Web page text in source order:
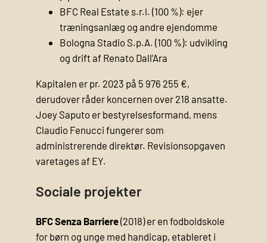
BFC Real Estate s.r.l. (100 %): ejer
træningsanlæg og andre ejendomme
Bologna Stadio S.p.A. (100 %): udvikling
og drift af Renato Dall’Ara
Kapitalen er pr. 2023 på 5 976 255 €,
derudover råder koncernen over 218 ansatte.
Joey Saputo er bestyrelsesformand, mens
Claudio Fenucci fungerer som
administrerende direktør. Revisionsopgaven
varetages af EY.
Sociale projekter
BFC Senza Barriere(2018) er en fodbold­skole
for børn og unge med handicap, etableret i